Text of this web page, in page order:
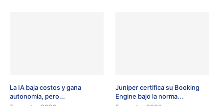
La IA baja costos y gana
autonomía, pero...
Juniper certifica su Booking
Engine bajo la norma...